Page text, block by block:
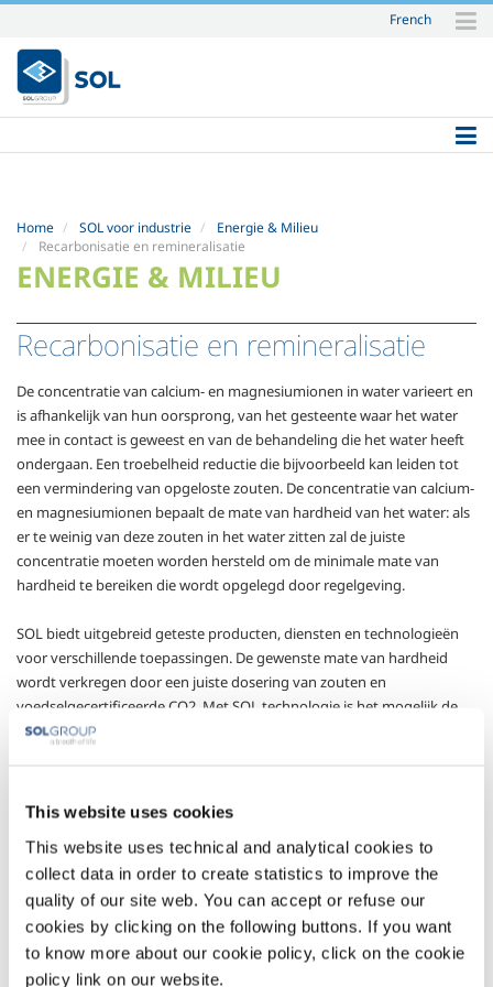
This website uses cookies
This website uses technical and analytical cookies to
collect data in order to create statistics to improve the
quality of our site web. You can accept or refuse our
cookies by clicking on the following buttons. If you want
to know more about our cookie policy, click on the cookie
policy link on our website.
Skip
to
content.
|
to
French
Home SOL voor industrie
Energie & Milieu
Recarbonisatie en remineralisatie
ENERGIE & MILIEU
Recarbonisatie en remineralisatie
De concentratie van calcium- en magnesiumionen in water varieert en
is afhankelijk van hun oorsprong, van het gesteente waar het water
mee in contact is geweest en van de behandeling die het water heeft
ondergaan. Een troebelheid reductie die bijvoorbeeld kan leiden tot
een vermindering van opgeloste zouten. De concentratie van calcium-
en magnesiumionen bepaalt de mate van hardheid van het water: als
er te weinig van deze zouten in het water zitten zal de juiste
concentratie moeten worden hersteld om de minimale mate van
hardheid te bereiken die wordt opgelegd door regelgeving.
SOL biedt uitgebreid geteste producten, diensten en technologieën
voor verschillende toepassingen. De gewenste mate van hardheid
wordt verkregen door een juiste dosering van zouten en
voedselgecertificeerde CO2. Met SOL technologie is het mogelijk de
doseringen van de hoeveelheid CO2 in het water zorgvuldig te
CO2 injectie in voeren is een eenvoudige en non-invasive stop.
Gassen
Zuurstof- O2
Sectors of Application